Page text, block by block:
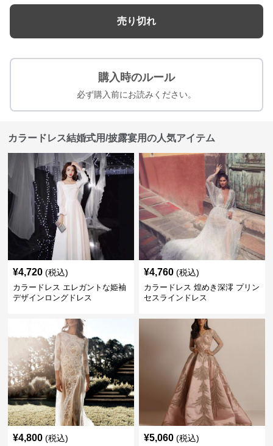
必ず購入前にお読みください。
¥4,720 (税込)
カラードレス エレガントな姫袖
デザインロングドレス
¥4,760 (税込)
カラードレス 煌めき深澪 プリン
セスラインドレス
¥4,800 (税込)
カラードレス 上質レースバック
¥5,060 (税込)
カラードレス キラめく羽根モチ